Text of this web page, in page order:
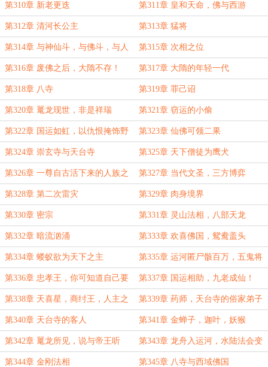
第310章 新老更迭 第311章 皇和天命，佛与西游
第312章 清河长公主 第313章 猛将
第314章 与神仙斗，与佛斗，与人
斗
第315章 次相之位
第316章 废佛之后，大隋不存！ 第317章 大隋的年轻一代
第318章 八寺 第319章 罪己诏
第320章 鼍龙现世，非是祥瑞 第321章 窃运的小偷
第322章 国运如虹，以仇恨掩饰野
心者
第323章 仙佛可领二果
第324章 崇玄寺与天台寺 第325章 天下僧徒为鹰犬
第326章 一尊自古活下来的人族之
仙
第327章 当代文圣，三方博弈
第328章 第二次雷灾 第329章 肉身境界
第330章 密宗 第331章 灵山法相，八部天龙
第332章 暗流汹涌 第333章 欢喜佛国，鸳鸯盖头
第334章 蝼蚁欲为天下之主 第335章 运河匿尸骸百万，五鬼将
冤魂压棺！
第336章 忠孝王，你可知道自己要
死了？
第337章 国运相助，九老成仙！
第338章 天喜星，商纣王，人主之
女
第339章 药师，天台寺的俗家弟子
第340章 天台寺的客人 第341章 金蝉子，迦叶，妖猴
第342章 鼍龙所见，说与帝王听 第343章 龙舟入运河，水陆法会变
数
第344章 金刚法相 第345章 八寺与西域佛国